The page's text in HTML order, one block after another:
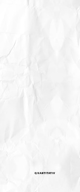
QUANTITATIV